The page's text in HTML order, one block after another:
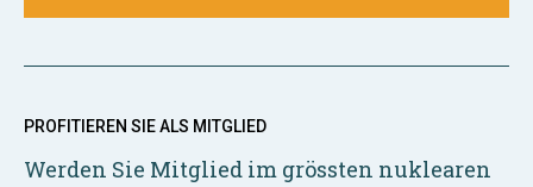
PROFITIEREN SIE ALS MITGLIED
Werden Sie Mitglied im grössten nuklearen